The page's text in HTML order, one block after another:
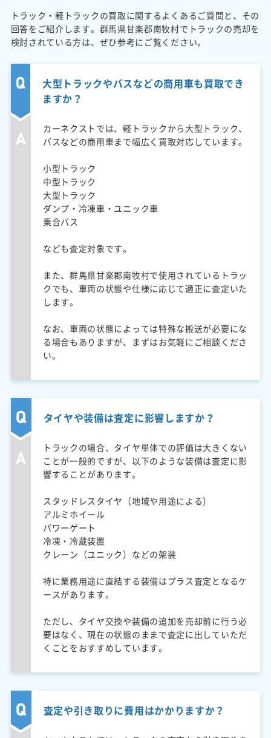
トラック・軽トラックの買取に関するよくあるご質問と、その
回答をご紹介します。群馬県甘楽郡南牧村でトラックの売却を
検討されている方は、ぜひ参考にご覧ください。
大型トラックやバスなどの商用車も買取でき
ますか？
カーネクストでは、軽トラックから大型トラック、
バスなどの商用車まで幅広く買取対応しています。
小型トラック
中型トラック
大型トラック
ダンプ・冷凍車・ユニック車
乗合バス
なども査定対象です。
また、群馬県甘楽郡南牧村で使用されているトラッ
クでも、車両の状態や仕様に応じて適正に査定いた
します。
なお、車両の状態によっては特殊な搬送が必要にな
る場合もありますが、まずはお気軽にご相談くださ
い。
タイヤや装備は査定に影響しますか？
トラックの場合、タイヤ単体での評価は大きくない
ことが一般的ですが、以下のような装備は査定に影
響することがあります。
スタッドレスタイヤ（地域や用途による）
アルミホイール
パワーゲート
冷凍・冷蔵装置
クレーン（ユニック）などの架装
特に業務用途に直結する装備はプラス査定となるケ
ースがあります。
ただし、タイヤ交換や装備の追加を売却前に行う必
要はなく、現在の状態のままで査定に出していただ
くことをおすすめしています。
査定や引き取りに費用はかかりますか？